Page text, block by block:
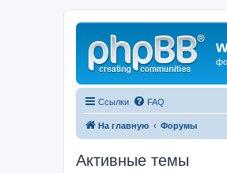
Ссылки FAQ
На главную Форумы
Активные темы